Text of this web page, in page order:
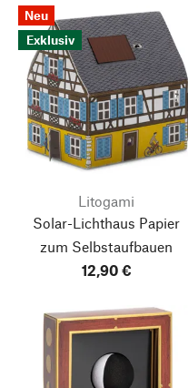
Neu
Exklusiv
Litogami
Solar-Lichthaus Papier
zum Selbstaufbauen
12,90 €